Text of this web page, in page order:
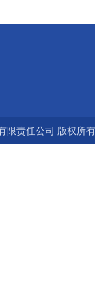
限责任公司 版权所